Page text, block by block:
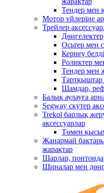
Тендер мен
Мотор үйлеріне
Трейлер
Осьтер мен
Кернеу
Роликтер
Тендер мен
Шамдар,
Балық аулауға
Segway скутер
Trekol барлық
аксессуарлар
Төмен
Жанармай
жарақтар
Шарлар,
Шиналар мен